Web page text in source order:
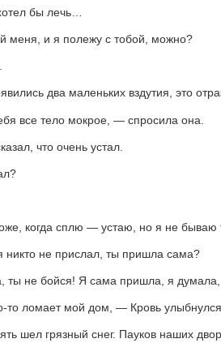
бы лечь…
меня, и я полежу с тобой, можно?
два маленьких вздутия, это
все тело мокрое, — спросила она.
что очень устал.
когда сплю — устаю, но я не бываю
не прислал, ты пришла сама?
не бойся! Я сама пришла, я думала,
то ломает мой дом, — Кровь
шел грязный снег. Пауков наших